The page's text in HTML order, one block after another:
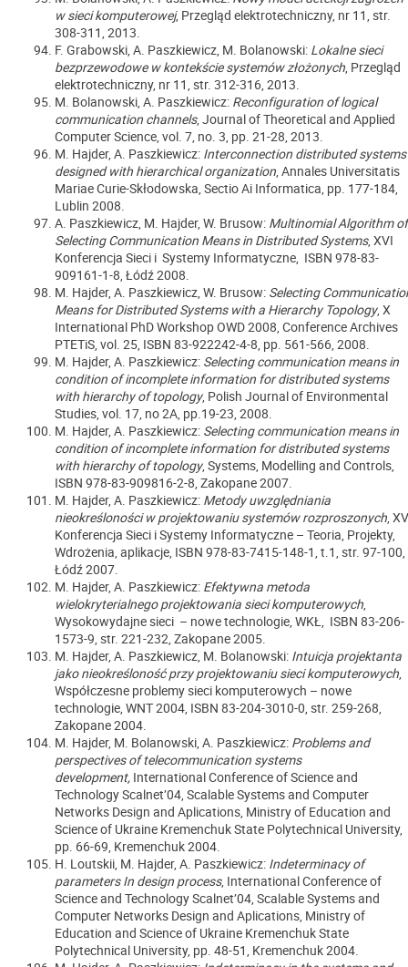
w sieci komputerowej, Przegląd elektrotechniczny, nr 11, str.
308-311, 2013.
F. Grabowski, A. Paszkiewicz, M. Bolanowski: Lokalne sieci
bezprzewodowe w kontekście systemów złożonych, Przegląd
elektrotechniczny, nr 11, str. 312-316, 2013.
M. Bolanowski, A. Paszkiewicz: Reconfiguration of logical
communication channels, Journal of Theoretical and Applied
Computer Science, vol. 7, no. 3, pp. 21-28, 2013.
M. Hajder, A. Paszkiewicz: Interconnection distributed systems
designed with hierarchical organization, Annales Universitatis
Mariae Curie-Skłodowska, Sectio Ai Informatica, pp. 177-184,
Lublin 2008.
A. Paszkiewicz, M. Hajder, W. Brusow: Multinomial Algorithm of
Selecting Communication Means in Distributed Systems, XVI
Konferencja Sieci i Systemy Informatyczne, ISBN 978-83-
909161-1-8, Łódź 2008.
M. Hajder, A. Paszkiewicz, W. Brusow: Selecting
Means for Distributed Systems with a Hierarchy Topology, X
International PhD Workshop OWD 2008, Conference Archives
PTETiS, vol. 25, ISBN 83-922242-4-8, pp. 561-566, 2008.
M. Hajder, A. Paszkiewicz: Selecting communication means in
condition of incomplete information for distributed systems
with hierarchy of topology, Polish Journal of Environmental
Studies, vol. 17, no 2A, pp.19-23, 2008.
M. Hajder, A. Paszkiewicz: Selecting communication means in
condition of incomplete information for distributed systems
with hierarchy of topology, Systems, Modelling and Controls,
ISBN 978-83-909816-2-8, Zakopane 2007.
M. Hajder, A. Paszkiewicz: Metody uwzględniania
nieokreśloności w projektowaniu systemów rozproszonych, XV
Konferencja Sieci i Systemy Informatyczne – Teoria, Projekty,
Wdrożenia, aplikacje, ISBN 978-83-7415-148-1, t.1, str. 97-100,
Łódź 2007.
M. Hajder, A. Paszkiewicz: Efektywna metoda
wielokryterialnego projektowania sieci komputerowych,
Wysokowydajne sieci – nowe technologie, WKŁ, ISBN 83-206-
1573-9, str. 221-232, Zakopane 2005.
M. Hajder, A. Paszkiewicz, M. Bolanowski: Intuicja projektanta
jako nieokreśloność przy projektowaniu sieci komputerowych,
Współczesne problemy sieci komputerowych – nowe
technologie, WNT 2004, ISBN 83-204-3010-0, str. 259-268,
Zakopane 2004.
M. Hajder, M. Bolanowski, A. Paszkiewicz: Problems and
perspectives of telecommunication systems
development, International Conference of Science and
Technology Scalnet’04, Scalable Systems and Computer
Networks Design and Aplications, Ministry of Education and
Science of Ukraine Kremenchuk State Polytechnical University,
pp. 66-69, Kremenchuk 2004.
H. Loutskii, M. Hajder, A. Paszkiewicz: Indeterminacy of
parameters In design process, International Conference of
Science and Technology Scalnet’04, Scalable Systems and
Computer Networks Design and Aplications, Ministry of
Education and Science of Ukraine Kremenchuk State
Polytechnical University, pp. 48-51, Kremenchuk 2004.